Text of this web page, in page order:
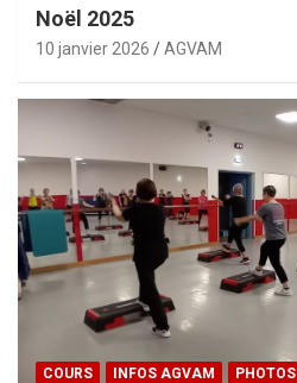
Noël 2025
10 janvier 2026 AGVAM
COURS INFOS AGVAM PHOTOS